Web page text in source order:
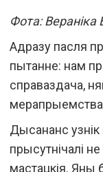
Фота: Вераніка
Адразу пасля
пытанне: нам
справаздача,
Дысананс
прысутнічалі
мастацкія. Яны